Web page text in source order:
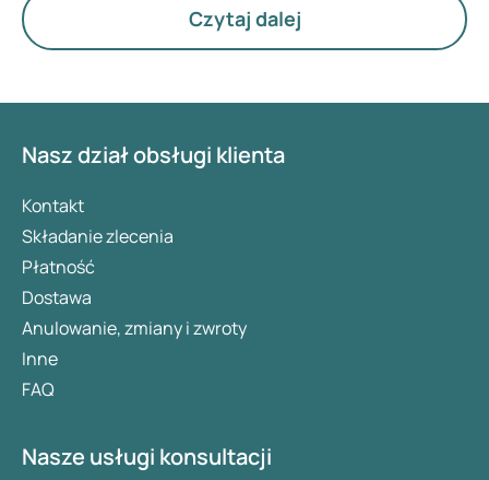
metabolizmu i funkcjonowania jajników.
Czytaj dalej
Nasz dział obsługi klienta
Kontakt
Składanie zlecenia
Płatność
Dostawa
Anulowanie, zmiany i zwroty
Inne
FAQ
Nasze usługi konsultacji